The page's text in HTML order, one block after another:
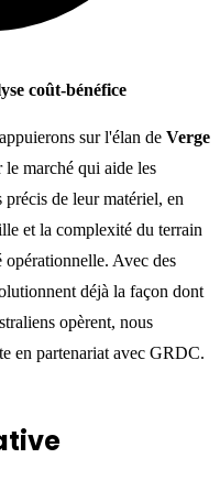
coût-bénéfice
sur l'élan de Verge
le marché qui aide les
de leur matériel, en
et la complexité du terrain
Avec des
déjà la façon dont
opèrent, nous
en partenariat avec GRDC.